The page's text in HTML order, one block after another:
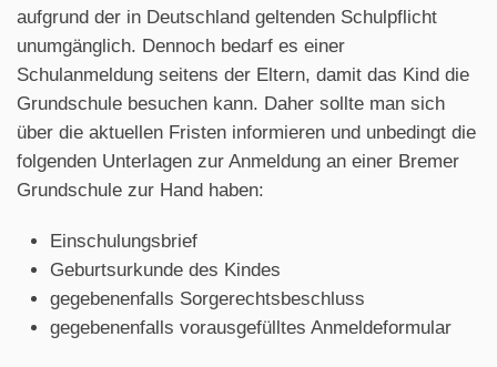
aufgrund der in Deutschland geltenden Schulpflicht
unumgänglich. Dennoch bedarf es einer
Schulanmeldung seitens der Eltern, damit das Kind die
Grundschule besuchen kann. Daher sollte man sich
über die aktuellen Fristen informieren und unbedingt die
folgenden Unterlagen zur Anmeldung an einer Bremer
Grundschule zur Hand haben:
Einschulungsbrief
Geburtsurkunde des Kindes
gegebenenfalls Sorgerechtsbeschluss
gegebenenfalls vorausgefülltes Anmeldeformular